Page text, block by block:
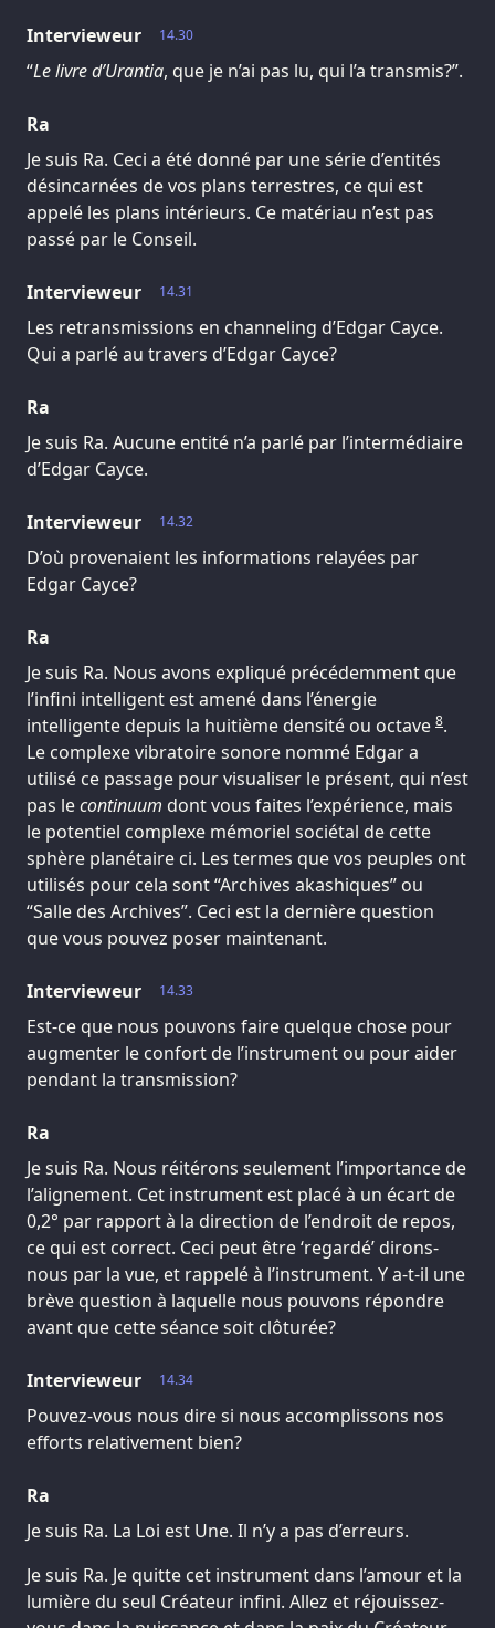
14.30
Intervieweur
“Le livre d’Urantia, que je n’ai pas lu, qui l’a transmis?”.
Ra
Je suis Ra. Ceci a été donné par une série d’entités
désincarnées de vos plans terrestres, ce qui est
appelé les plans intérieurs. Ce matériau n’est pas
passé par le Conseil.
14.31
Intervieweur
Les retransmissions en channeling d’Edgar Cayce.
Qui a parlé au travers d’Edgar Cayce?
Ra
Je suis Ra. Aucune entité n’a parlé par l’intermédiaire
d’Edgar Cayce.
14.32
Intervieweur
D’où provenaient les informations relayées par
Edgar Cayce?
Ra
Je suis Ra. Nous avons expliqué précédemment que
l’infini intelligent est amené dans l’énergie
intelligente depuis la huitième densité ou octave 8.
Le complexe vibratoire sonore nommé Edgar a
utilisé ce passage pour visualiser le présent, qui n’est
pas lecontinuum dont vous faites l’expérience, mais
le potentiel complexe mémoriel sociétal de cette
sphère planétaire ci. Les termes que vos peuples ont
utilisés pour cela sont “Archives akashiques” ou
“Salle des Archives”. Ceci est la dernière question
que vous pouvez poser maintenant.
14.33
Intervieweur
Est-ce que nous pouvons faire quelque chose pour
augmenter le confort de l’instrument ou pour aider
pendant la transmission?
Ra
Je suis Ra. Nous réitérons seulement l’importance de
l’alignement. Cet instrument est placé à un écart de
0,2° par rapport à la direction de l’endroit de repos,
ce qui est correct. Ceci peut être ‘regardé’ dirons-
nous par la vue, et rappelé à l’instrument. Y a-t-il une
brève question à laquelle nous pouvons répondre
avant que cette séance soit clôturée?
14.34
Intervieweur
Pouvez-vous nous dire si nous accomplissons nos
efforts relativement bien?
Ra
Je suis Ra. La Loi est Une. Il n’y a pas d’erreurs.
Je suis Ra. Je quitte cet instrument dans l’amour et la
lumière du seul Créateur infini. Allez et réjouissez-